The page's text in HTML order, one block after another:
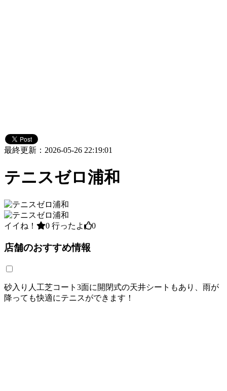
最終更新：2026-05-26 22:19:01
テニスゼロ浦和
イイね！ 0 行ったよ 0
店舗のおすすめ情報
砂入り人工芝コート3面に開閉式の天井シートもあり、雨が
降っても快適にテニスができます！